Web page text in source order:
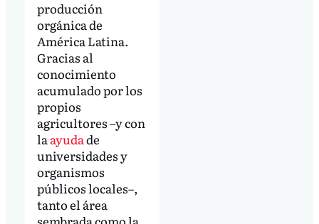
producción
orgánica de
América Latina.
Gracias al
conocimiento
acumulado por los
propios
agricultores –y con
la ayudade
universidades y
organismos
públicos locales–,
tanto el área